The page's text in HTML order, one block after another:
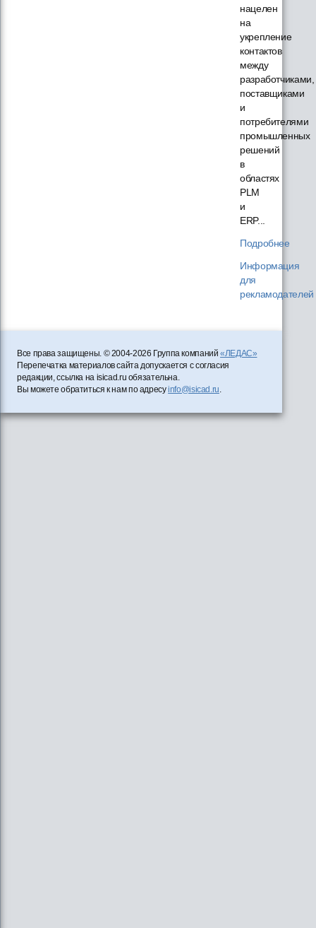
нацелен
на
укрепление
контактов
между
разработчиками,
поставщиками
и
потребителями
промышленных
решений
в
областях
PLM
и
ERP...
Подробнее
Информация
для
рекламодателей
Все права защищены. © 2004-2026 Группа компаний«ЛЕДАС»
Перепечатка материалов сайта допускается с согласия
редакции, ссылка на isicad.ru обязательна.
Вы можете обратиться к нам по адресуinfo@isicad.ru.